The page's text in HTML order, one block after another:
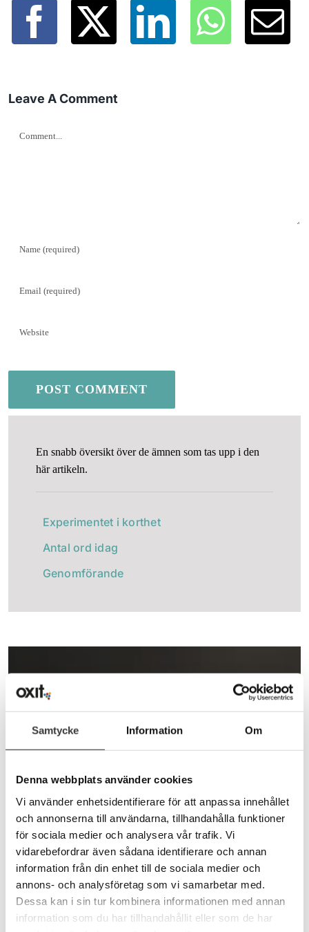
Samtycke Information Om
Denna webbplats använder cookies
Vi använder enhetsidentifierare för att anpassa innehållet
och annonserna till användarna, tillhandahålla funktioner
för sociala medier och analysera vår trafik. Vi
vidarebefordrar även sådana identifierare och annan
information från din enhet till de sociala medier och
annons- och analysföretag som vi samarbetar med.
Dessa kan i sin tur kombinera informationen med annan
information som du har tillhandahållit eller som de har
Leave A Comment
En snabb översikt över de ämnen som tas upp i den
här artikeln.
Experimentet i korthet
Antal ord idag
Genomförande
Kom i kontakt med oss